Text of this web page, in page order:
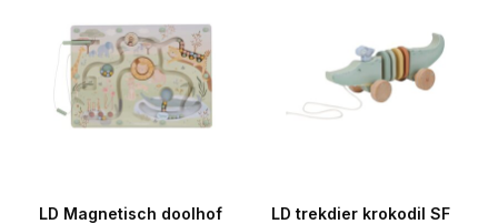
LD Magnetisch doolhof
LD trekdier krokodil SF